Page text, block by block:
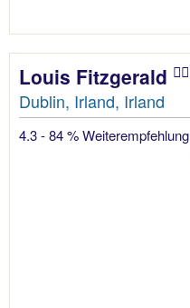
Louis Fitzgerald
Dublin, Irland, Irland
4.3 - 84 % Weiterempfehlung